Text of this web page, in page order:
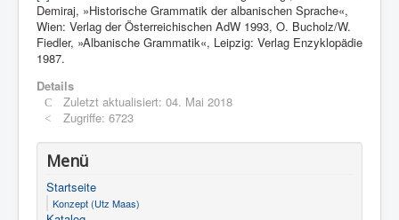
Demiraj, »Historische Grammatik der albanischen Sprache«,
Wien: Verlag der Österreichischen AdW 1993, O. Bucholz/W.
Fiedler, »Albanische Grammatik«, Leipzig: Verlag Enzyklopädie
1987.
Details
Zuletzt aktualisiert: 04. Mai 2018
Zugriffe: 6723
Menü
Startseite
Konzept (Utz Maas)